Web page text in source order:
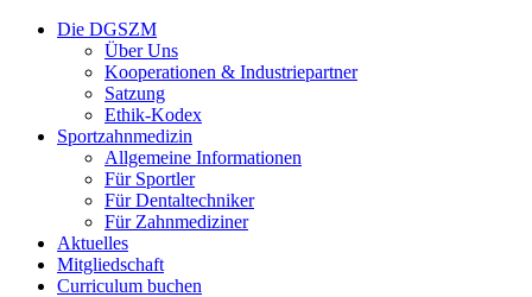
Die DGSZM
Über Uns
Kooperationen & Industriepartner
Satzung
Ethik-Kodex
Sportzahnmedizin
Allgemeine Informationen
Für Sportler
Für Dentaltechniker
Für Zahnmediziner
Aktuelles
Mitgliedschaft
Curriculum buchen